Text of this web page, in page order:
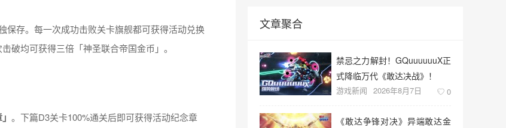
保存。每一次成功击败关卡旗舰都可获得活动兑换
破均可获得三倍「神圣联合帝国金币」。
。下篇D3关卡100%通关后即可获得活动纪念章
文章聚合
禁忌之力解封！GQuuuuuuX正
式降临万代《敢达决战》！
游戏新闻 2026年8月7日 0
《敢达争锋对决》异端敢达金